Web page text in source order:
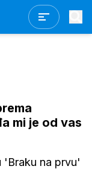
mi je od vas
'Braku na prvu'